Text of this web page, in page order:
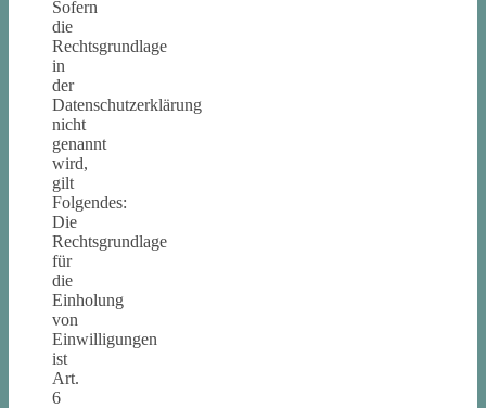
Sofern
die
Rechtsgrundlage
in
der
Datenschutzerklärung
nicht
genannt
wird,
gilt
Folgendes:
Die
Rechtsgrundlage
für
die
Einholung
von
Einwilligungen
ist
Art.
6